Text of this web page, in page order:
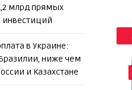
млрд прямых
инвестиций
в Украине:
ниже чем
и Казахстане